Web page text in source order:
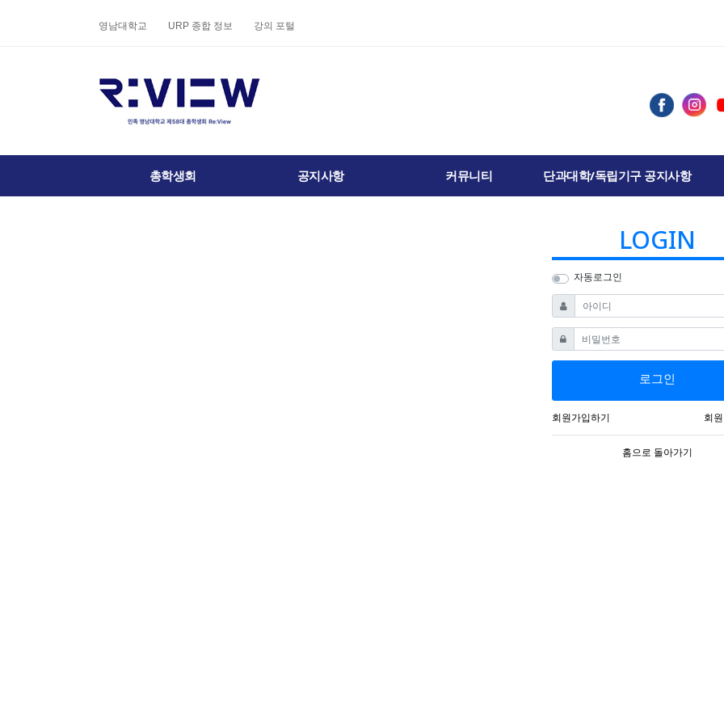
영남대학교 URP 종합 정보 강의 포털
총학생회 공지사항 커뮤니티 단과대학/독립기구 공지사항
LOGIN
자동로그인
아이디 필수
비밀번호필수
로그인
회원가입하기 회
홈으로 돌아가기